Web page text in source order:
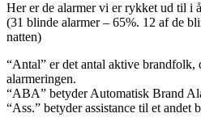
Her er de alarmer vi er rykket ud til i
(31 blinde alarmer – 65%. 12 af de
natten)
“Antal” er det antal aktive brandfolk,
alarmeringen.
“ABA” betyder Automatisk Brand
“Ass.” betyder assistance til et andet